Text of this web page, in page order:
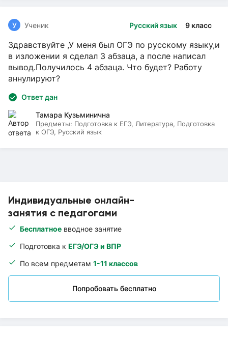
Индивидуальные онлайн-
занятия с педагогами
Бесплатное вводное занятие
Подготовка к ЕГЭ/ОГЭ и ВПР
По всем предметам 1-11 классов
Попробовать бесплатно
Русский язык 9 класс
У Ученик
Здравствуйте ,У меня был ОГЭ по русскому языку,и
в изложении я сделал 3 абзаца, а после написал
вывод.Получилось 4 абзаца. Что будет? Работу
аннулируют?
Ответ дан
Тамара Кузьминична
Предметы: Подготовка к ЕГЭ, Литература, Подготовка
к ОГЭ, Русский язык